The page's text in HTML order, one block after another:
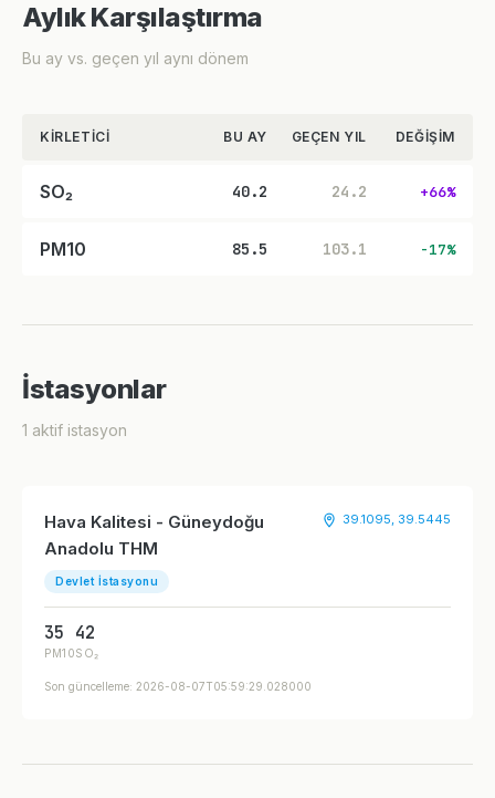
Aylık Karşılaştırma
Bu ay vs. geçen yıl aynı dönem
KIRLETICI BU AY GEÇEN YIL DEĞIŞIM
SO₂ 40.2 24.2 +66%
PM10 85.5 103.1 -17%
İstasyonlar
1 aktif istasyon
Hava Kalitesi - Güneydoğu
Anadolu THM
Devlet İstasyonu
39.1095, 39.5445
35
PM10
42
SO₂
Son güncelleme: 2026-08-07T05:59:29.028000